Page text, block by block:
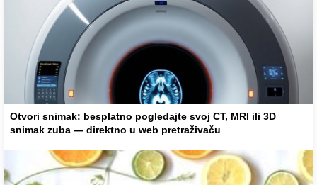
Otvori snimak: besplatno pogledajte svoj CT, MRI ili 3D
snimak zuba — direktno u web pretraživaču